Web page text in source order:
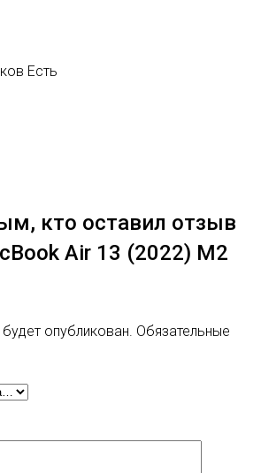
Есть
кто оставил отзыв
Air 13 (2022) M2
опубликован. Обязательные